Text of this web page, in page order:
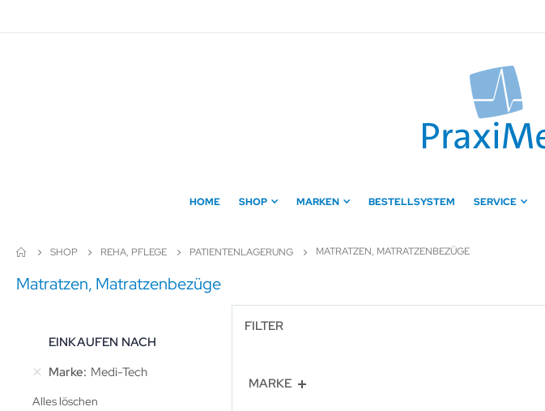
zum
HOME SHOP MARKEN BESTELLSYSTEM SERVICE
SHOP REHA, PFLEGE PATIENTENLAGERUNG MATRATZEN, MATRATZENBEZÜGE
Matratzen, Matratzenbezüge
FILTER
MARKE
EINKAUFEN NACH
Marke Medi-Tech
Alles löschen